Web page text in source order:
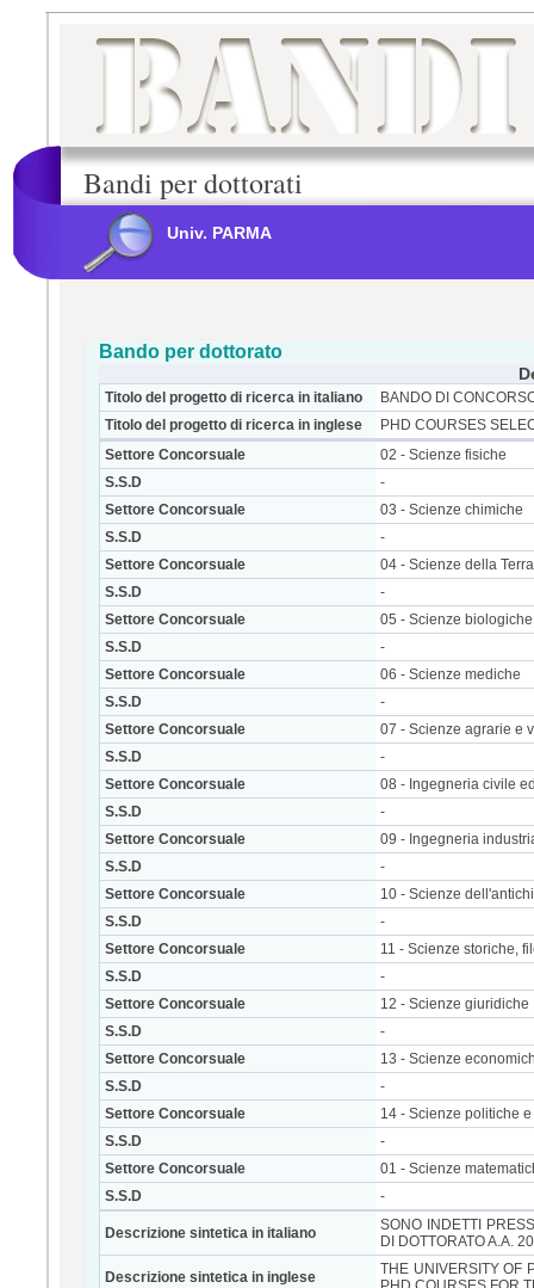
Bandi per dottorati
Univ. PARMA
Bando per dottorato
Titolo del progetto di ricerca in italiano
BANDO DI
Titolo del progetto di ricerca in inglese
PHD COURSES
Settore Concorsuale
02 - Scienze fisiche
S.S.D
-
Settore Concorsuale
03 - Scienze chimiche
S.S.D
-
Settore Concorsuale
04 - Scienze della Terra
S.S.D
-
Settore Concorsuale
05 - Scienze biologiche
S.S.D
-
Settore Concorsuale
06 - Scienze mediche
S.S.D
-
Settore Concorsuale
07 - Scienze agrarie e
S.S.D
-
Settore Concorsuale
08 - Ingegneria civile
S.S.D
-
Settore Concorsuale
09 - Ingegneria
S.S.D
-
Settore Concorsuale
10 - Scienze
S.S.D
-
Settore Concorsuale
11 - Scienze storiche,
S.S.D
-
Settore Concorsuale
12 - Scienze giuridiche
S.S.D
-
Settore Concorsuale
13 - Scienze
S.S.D
-
Settore Concorsuale
14 - Scienze politiche
S.S.D
-
Settore Concorsuale
01 - Scienze
S.S.D
-
Descrizione sintetica in italiano
SONO INDETTI
DI DOTTORATO A.A.
Descrizione sintetica in inglese
THE UNIVERSITY OF